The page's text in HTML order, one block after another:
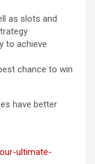
as slots and
to achieve
chance to win
have better
ultimate-